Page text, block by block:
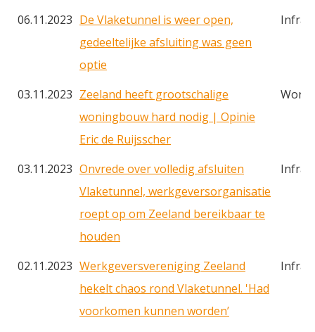
06.11.2023 De Vlaketunnel is weer open,
gedeeltelijke afsluiting was geen
optie
03.11.2023 Zeeland heeft grootschalige
woningbouw hard nodig | Opinie
Eric de Ruijsscher
03.11.2023 Onvrede over volledig afsluiten
Vlaketunnel, werkgeversorganisatie
roept op om Zeeland bereikbaar te
houden
02.11.2023 Werkgeversvereniging Zeeland
hekelt chaos rond Vlaketunnel. 'Had
voorkomen kunnen worden’